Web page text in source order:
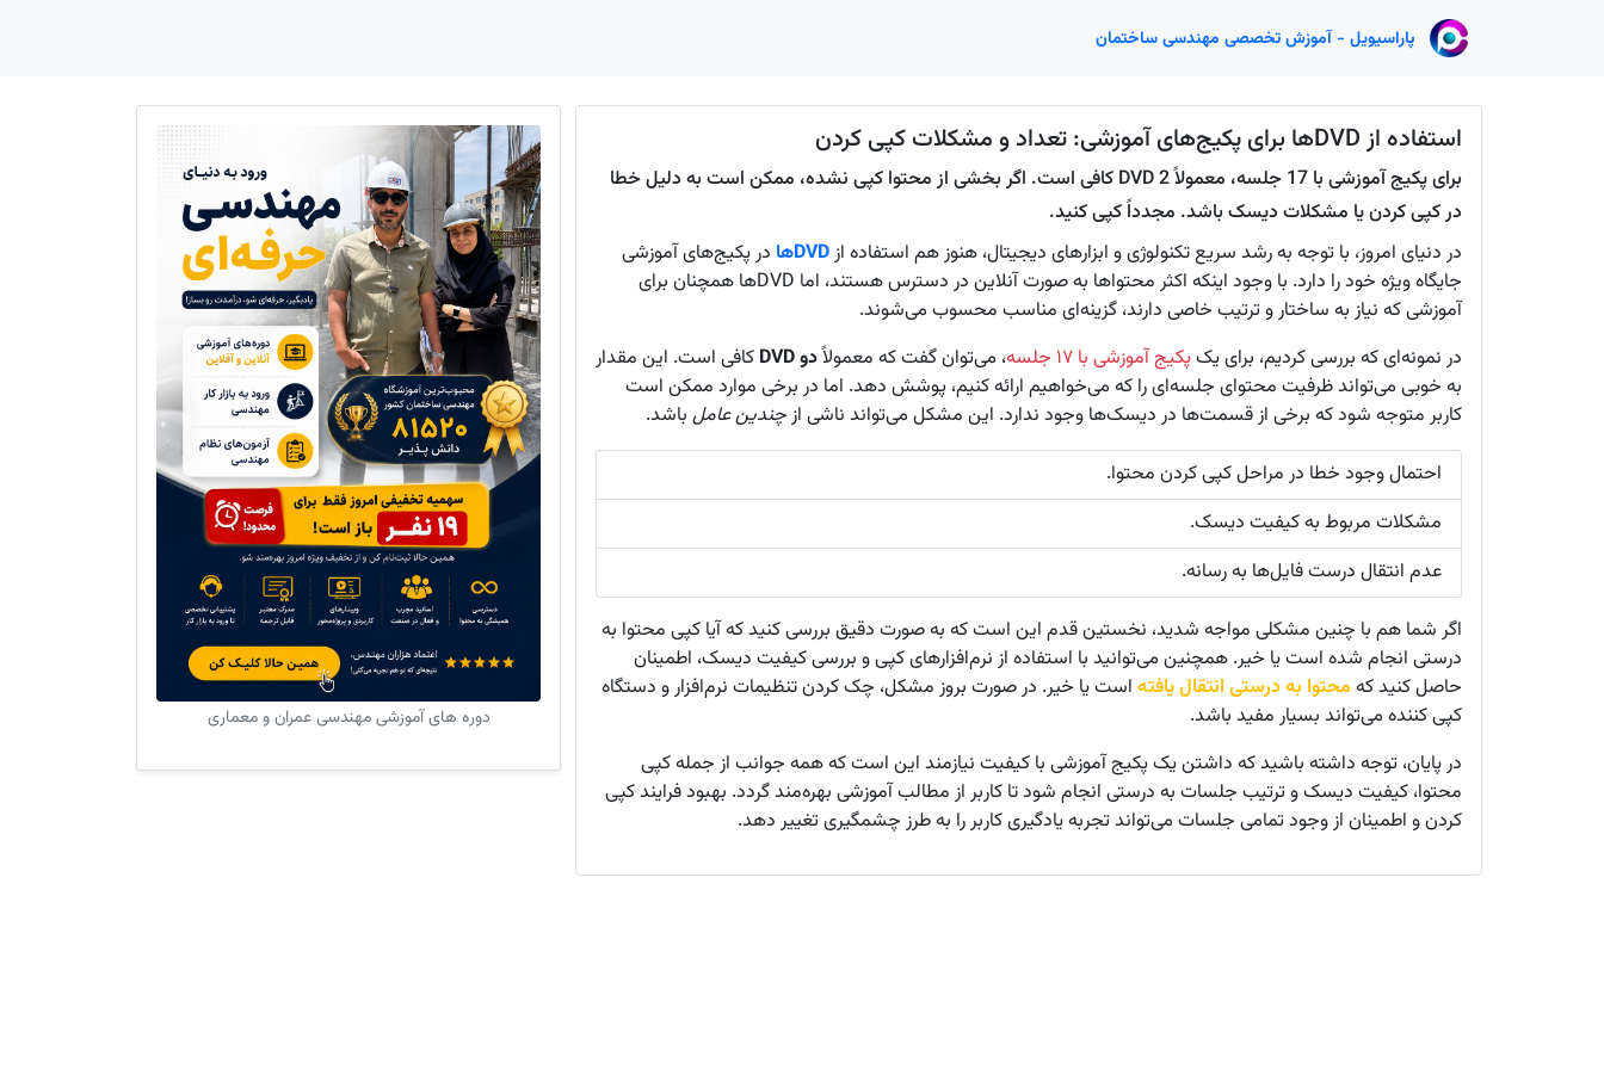
پاراسیویل - آموزش تخصصی مهندسی ساختمان
استفاده از DVDها برای پکیج‌های آموزشی: تعداد و مشکلات کپی کردن
برای پکیج آموزشی با 17 جلسه، معمولاً 2 DVD کافی است. اگر بخشی از محتوا کپی نشده، ممکن است به دلیل خطا
در کپی کردن یا مشکلات دیسک باشد. مجدداً کپی کنید.
در دنیای امروز، با توجه به رشد سریع تکنولوژی و ابزارهای دیجیتال، هنوز هم استفاده ازDVDها
در پکیج‌های آموزشی
جایگاه ویژه خود را دارد. با وجود اینکه اکثر محتواها به صورت آنلاین در دسترس هستند، اما DVDها همچنان برای
آموزشی که نیاز به ساختار و ترتیب خاصی دارند، گزینه‌ای مناسب محسوب می‌شوند.
در نمونه‌ای که بررسی کردیم، برای یکپکیج آموزشی با ۱۷ جلسه ، می‌توان گفت که معمولاًدو DVD
کافی است. این مقدار
به خوبی می‌تواند ظرفیت محتوای جلسه‌ای را که می‌خواهیم ارائه کنیم، پوشش دهد. اما در برخی موارد ممکن است
کاربر متوجه شود که برخی از قسمت‌ها در دیسک‌ها وجود ندارد. این مشکل می‌تواند ناشی ازچندین عامل باشد.
احتمال وجود خطا در مراحل کپی کردن محتوا.
مشکلات مربوط به کیفیت دیسک.
عدم انتقال درست فایل‌ها به رسانه.
اگر شما هم با چنین مشکلی مواجه شدید، نخستین قدم این است که به صورت دقیق بررسی کنید که آیا کپی محتوا به
درستی انجام شده است یا خیر. همچنین می‌توانید با استفاده از نرم‌افزارهای کپی و بررسی کیفیت دیسک، اطمینان
حاصل کنید که محتوا به درستی انتقال یافته است یا خیر. در صورت بروز مشکل، چک کردن تنظیمات نرم‌افزار و دستگاه
کپی‌ کننده می‌تواند بسیار مفید باشد.
در پایان، توجه داشته باشید که داشتن یک پکیج آموزشی با کیفیت نیازمند این است که همه جوانب از جمله کپی
محتوا، کیفیت دیسک و ترتیب جلسات به درستی انجام شود تا کاربر از مطالب آموزشی بهره‌مند گردد. بهبود فرایند کپی
کردن و اطمینان از وجود تمامی جلسات می‌تواند تجربه یادگیری کاربر را به طرز چشمگیری تغییر دهد.
دوره های آموزشی مهندسی عمران و معماری